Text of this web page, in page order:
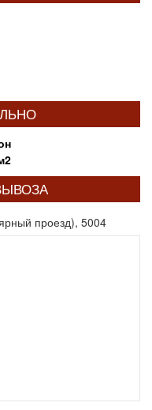
проезд), 5004